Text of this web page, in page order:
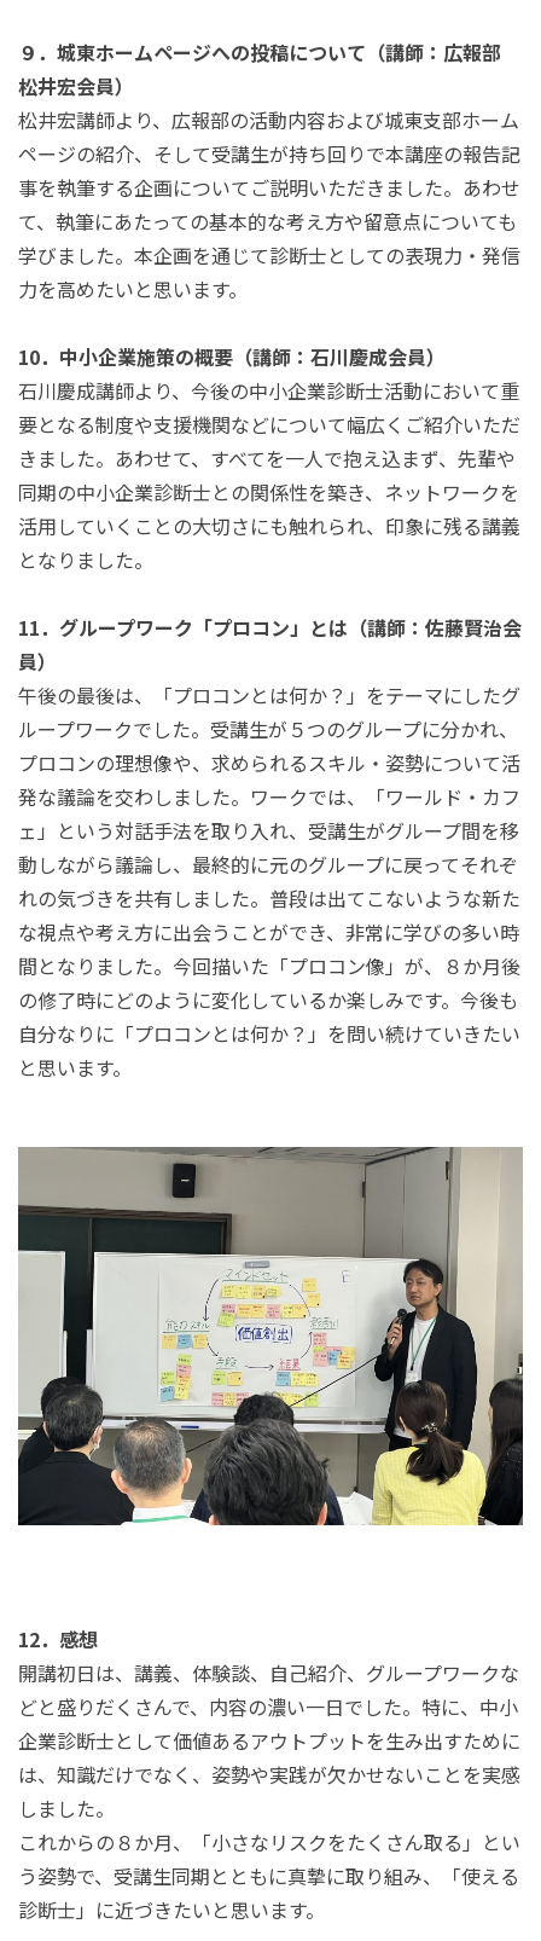
９．城東ホームページへの投稿について（講師：広報部
松井宏会員）
松井宏講師より、広報部の活動内容および城東支部ホーム
ページの紹介、そして受講生が持ち回りで本講座の報告記
事を執筆する企画についてご説明いただきました。あわせ
て、執筆にあたっての基本的な考え方や留意点についても
学びました。本企画を通じて診断士としての表現力・発信
力を高めたいと思います。
10．中小企業施策の概要（講師：石川慶成会員）
石川慶成講師より、今後の中小企業診断士活動において重
要となる制度や支援機関などについて幅広くご紹介いただ
きました。あわせて、すべてを一人で抱え込まず、先輩や
同期の中小企業診断士との関係性を築き、ネットワークを
活用していくことの大切さにも触れられ、印象に残る講義
となりました。
11．グループワーク「プロコン」とは（講師：佐藤賢治会
員）
午後の最後は、「プロコンとは何か？」をテーマにしたグ
ループワークでした。受講生が５つのグループに分かれ、
プロコンの理想像や、求められるスキル・姿勢について活
発な議論を交わしました。ワークでは、「ワールド・カフ
ェ」という対話手法を取り入れ、受講生がグループ間を移
動しながら議論し、最終的に元のグループに戻ってそれぞ
れの気づきを共有しました。普段は出てこないような新た
な視点や考え方に出会うことができ、非常に学びの多い時
間となりました。今回描いた「プロコン像」が、８か月後
の修了時にどのように変化しているか楽しみです。今後も
自分なりに「プロコンとは何か？」を問い続けていきたい
と思います。
12．感想
開講初日は、講義、体験談、自己紹介、グループワークな
どと盛りだくさんで、内容の濃い一日でした。特に、中小
企業診断士として価値あるアウトプットを生み出すために
は、知識だけでなく、姿勢や実践が欠かせないことを実感
しました。
これからの８か月、「小さなリスクをたくさん取る」とい
う姿勢で、受講生同期とともに真摯に取り組み、「使える
診断士」に近づきたいと思います。